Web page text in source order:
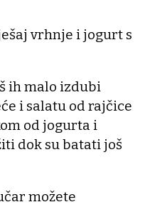
vrhnje i jogurt s
ih malo izdubi
i salatu od rajčice
od jogurta i
dok su batati još
možete